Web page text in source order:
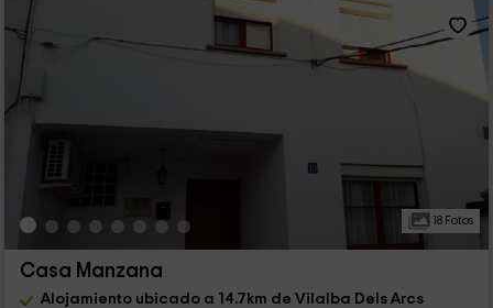
18 Fotos
Casa Manzana
Alojamiento ubicado a 14.7km de Vilalba Dels Arcs